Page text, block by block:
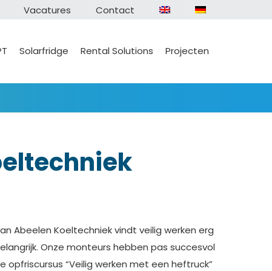
Vacatures Contact
Solarfridge Rental Solutions Projecten
Abeelen Koeltechniek vindt veilig werken erg
Onze monteurs hebben pas succesvol
opfriscursus “Veilig werken met een heftruck”